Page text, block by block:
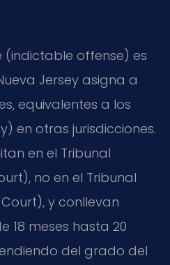
(indictable offense) es
Jersey asigna a
equivalentes a los
) en otras jurisdicciones.
en el Tribunal
), no en el Tribunal
), y conllevan
18 meses hasta 20
del grado del